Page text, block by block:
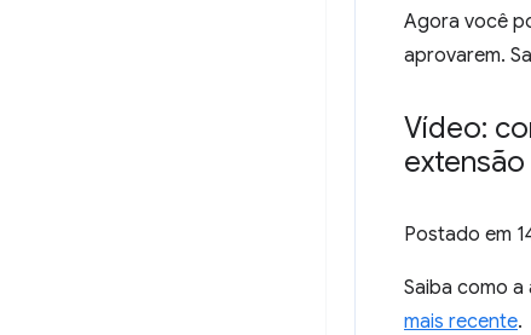
Agora você
aprovarem.
Vídeo:
Postado em
Saiba como
mais recente.